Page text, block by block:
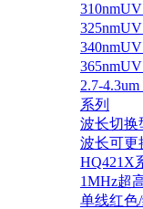
2.7-
系列
波长切换
波长可更
HQ421X
1MHz超
单线红色